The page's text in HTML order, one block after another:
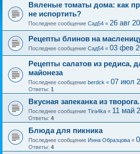
Вяленые томаты дома: как
не испортить?
Последнее сообщение Сад54 « 26 авг
Рецепты блинов на
Последнее сообщение Сад54 « 03 фев
Рецепты салатов из редиса,
майонеза
Последнее сообщение berdck « 07 июл
Ответы: 1
Вкусная запеканка из творога.
Последнее сообщение Tira4ka « 11 май
Ответы: 4
Блюда для пикника
Последнее сообщение Инна Образцова «
Ответы: 4